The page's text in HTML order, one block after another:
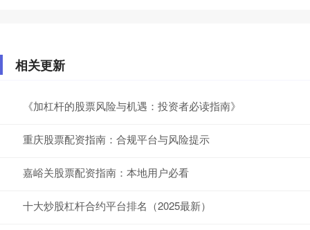
相关更新
《加杠杆的股票风险与机遇：投资者必读指南》
重庆股票配资指南：合规平台与风险提示
嘉峪关股票配资指南：本地用户必看
十大炒股杠杆合约平台排名（2025最新）